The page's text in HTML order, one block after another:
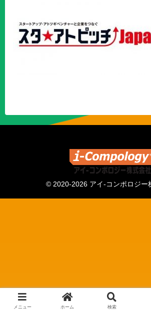
© 2020-2026 アイ-コンポロジー
メニュー ホーム 検索